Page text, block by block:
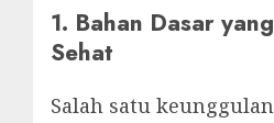
1. Bahan Dasar yang
Sehat
Salah satu keunggulan